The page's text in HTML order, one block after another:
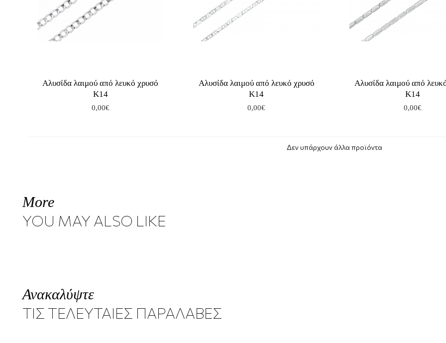
Αλυσίδα λαιμού από λευκό χρυσό
Κ14
0,00€
Αλυσίδα λαιμού από λευκό χρυσό
Κ14
0,00€
Αλυσίδα λαιμού από
Κ14
0,00€
Δεν υπάρχουν άλλα προϊόντα
More
YOU MAY ALSO LIKE
Ανακαλύψτε
ΤΙΣ ΤΕΛΕΥΤΑΙΕΣ ΠΑΡΑΛΑΒΕΣ